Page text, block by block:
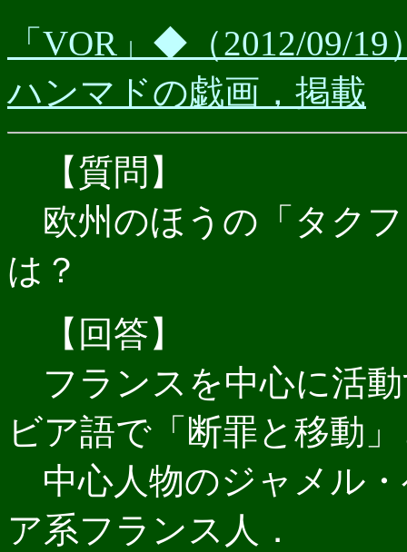
「VOR」◆（2012/09/
ハンマドの戯画，掲載
【質問】
欧州のほうの「タク
は？
【回答】
フランスを中心に活
ビア語で「断罪と移動
中心人物のジャメル
ア系フランス人．